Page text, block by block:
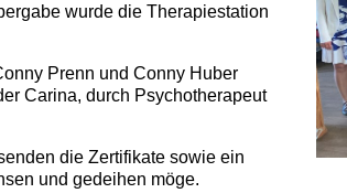
wurde die Therapiestation
Prenn und Conny Huber
Carina, durch Psychotherapeut
die Zertifikate sowie ein
und gedeihen möge.